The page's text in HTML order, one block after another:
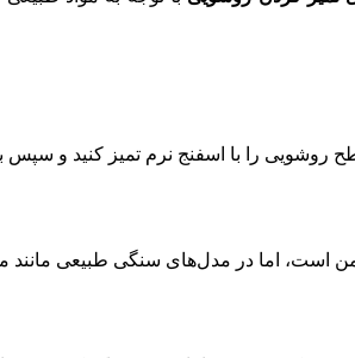
را با اسفنج نرم تمیز کنید و سپس
است، اما در مدل‌های سنگی طبیعی